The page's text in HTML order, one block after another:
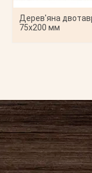
Дерев'яна
75х200 мм